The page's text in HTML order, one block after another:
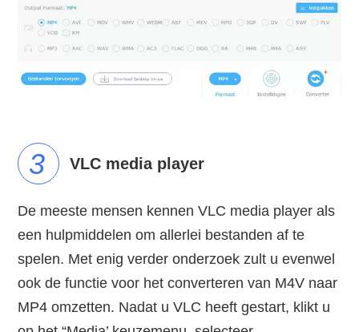
3 VLC media player
De meeste mensen kennen VLC media player als
een hulpmiddelen om allerlei bestanden af te
spelen. Met enig verder onderzoek zult u evenwel
ook de functie voor het converteren van M4V naar
MP4 omzetten. Nadat u VLC heeft gestart, klikt u